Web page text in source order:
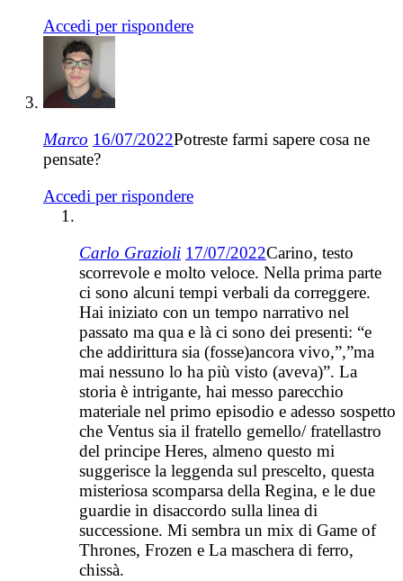
Accedi per rispondere
Marco 16/07/2022Potreste farmi sapere cosa ne
pensate?
Accedi per rispondere
Carlo Grazioli 17/07/2022Carino, testo
scorrevole e molto veloce. Nella prima parte
ci sono alcuni tempi verbali da correggere.
Hai iniziato con un tempo narrativo nel
passato ma qua e là ci sono dei presenti: “e
che addirittura sia (fosse)ancora vivo,”,”ma
mai nessuno lo ha più visto (aveva)”. La
storia è intrigante, hai messo parecchio
materiale nel primo episodio e adesso sospetto
che Ventus sia il fratello gemello/ fratellastro
del principe Heres, almeno questo mi
suggerisce la leggenda sul prescelto, questa
misteriosa scomparsa della Regina, e le due
guardie in disaccordo sulla linea di
successione. Mi sembra un mix di Game of
Thrones, Frozen e La maschera di ferro,
chissà.